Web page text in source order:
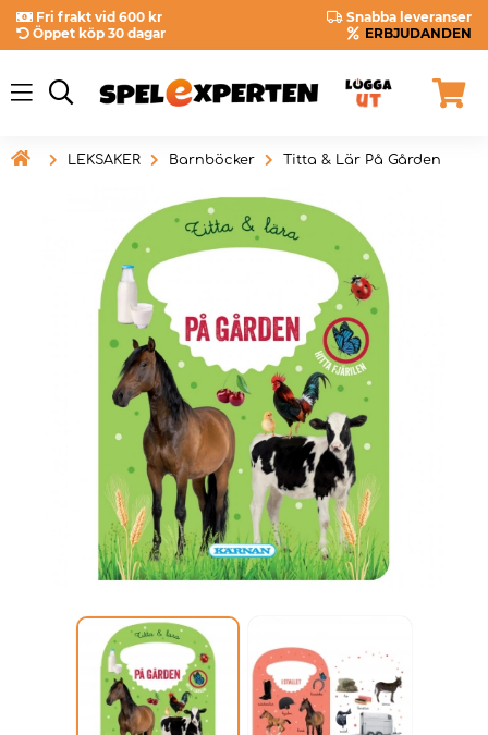
Fri frakt vid 600 kr
Snabba leveranser
Öppet köp 30 dagar
ERBJUDANDEN
 LEKSAKER Barnböcker Titta & Lär På Gården